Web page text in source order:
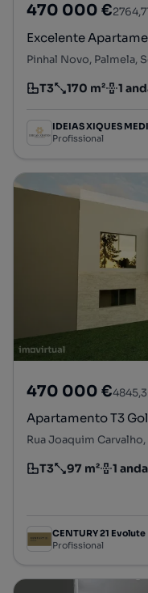
470 000 €
Excelente
Pinhal Novo, Palmela,
Tipologia
T3
Preço por metro
170 m²
Andar 1
IDEIAS XIQUES
Profissional
470 000 €
Apartamento T3
Rua Joaquim
Tipologia
T3
Preço por metro
97 m²
Andar 1
CENTURY 21 Evolute
Profissional